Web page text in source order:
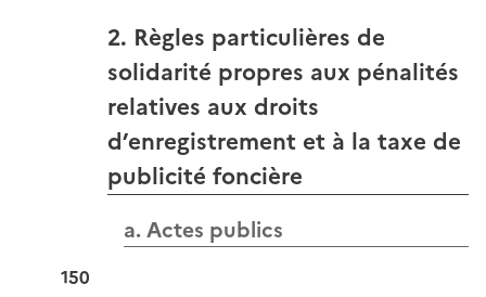
2. Règles particulières de
solidarité propres aux pénalités
relatives aux droits
d’enregistrement et à la taxe de
publicité foncière
a. Actes publics
150